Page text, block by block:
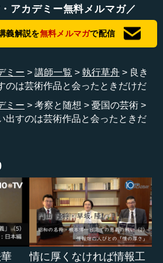
なりにも日本人だし、日本という
心を持っています。私の愛国心の
」なのです。自分はある程度、商
だからちょっとした余力を今言っ
た日本人の作品をいろいろ集め、
引き継いで、残しておく。これを
と思っているのです。
の一つですね。
間は所詮ダメだと思っているから
いたことがありません。親の説教
て一つも受け入れない。自分もそ
本人もそうだと思う。そして私自
、心を動かされたものは芸術作品
もの、作品に限らず芸術性がある
アカデミー無料メルマガ／
義解説を無料メルマガで配信
ミー 講師一覧 執行草舟
良き
のは芸術作品と会ったときだけだ
ミー
考察と随想
憂国の芸術
出すのは芸術作品と会ったときだ
情に厚くなければ情報工